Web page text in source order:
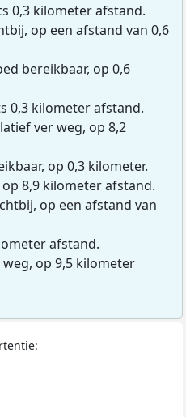
0,3 kilometer afstand.
op een afstand van 0,6
bereikbaar, op 0,6
0,3 kilometer afstand.
ver weg, op 8,2
op 0,3 kilometer.
8,9 kilometer afstand.
op een afstand van
afstand.
op 9,5 kilometer